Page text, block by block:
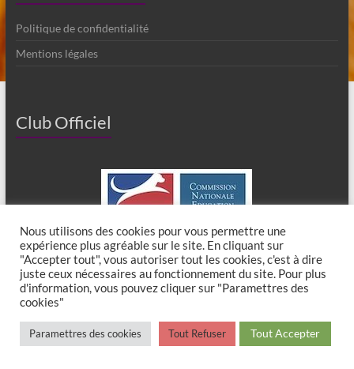
Politique de confidentialité
Mentions légales
Club Officiel
Copyright © 2026Club Canin de Chaumes en Brie. All rights reserved. Theme
Spaciousby ThemeGrill. Powered by: WordPress.
Nous utilisons des cookies pour vous permettre une
expérience plus agréable sur le site. En cliquant sur
"Accepter tout", vous autoriser tout les cookies, c'est à dire
juste ceux nécessaires au fonctionnement du site. Pour plus
d'information, vous pouvez cliquer sur "Paramettres des
cookies"
Paramettres des cookies Tout Refuser Tout Accepter